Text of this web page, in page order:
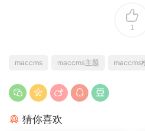
1
maccms maccms主题 maccms
猜你喜欢